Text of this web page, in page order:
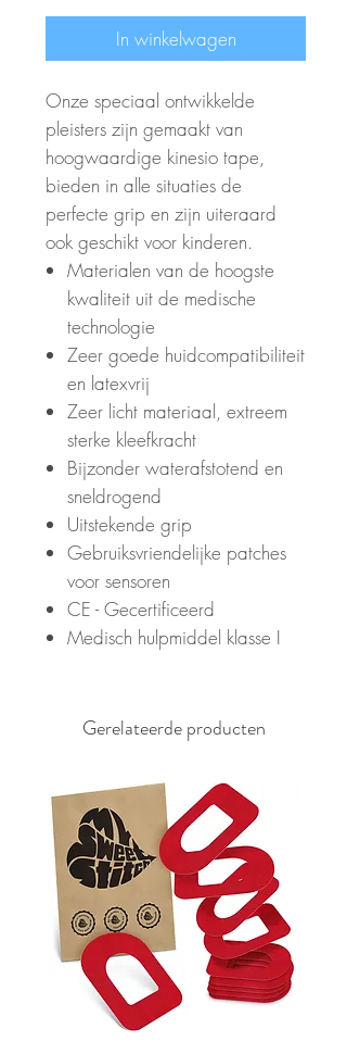
In winkelwagen
Onze speciaal ontwikkelde
pleisters zijn gemaakt van
hoogwaardige kinesio tape,
bieden in alle situaties de
perfecte grip en zijn uiteraard
ook geschikt voor kinderen.
Materialen van de hoogste
kwaliteit uit de medische
technologie
Zeer goede huidcompatibiliteit
en latexvrij
Zeer licht materiaal, extreem
sterke kleefkracht
Bijzonder waterafstotend en
sneldrogend
Uitstekende grip
Gebruiksvriendelijke patches
voor sensoren
CE - Gecertificeerd
Medisch hulpmiddel klasse I
Gerelateerde producten